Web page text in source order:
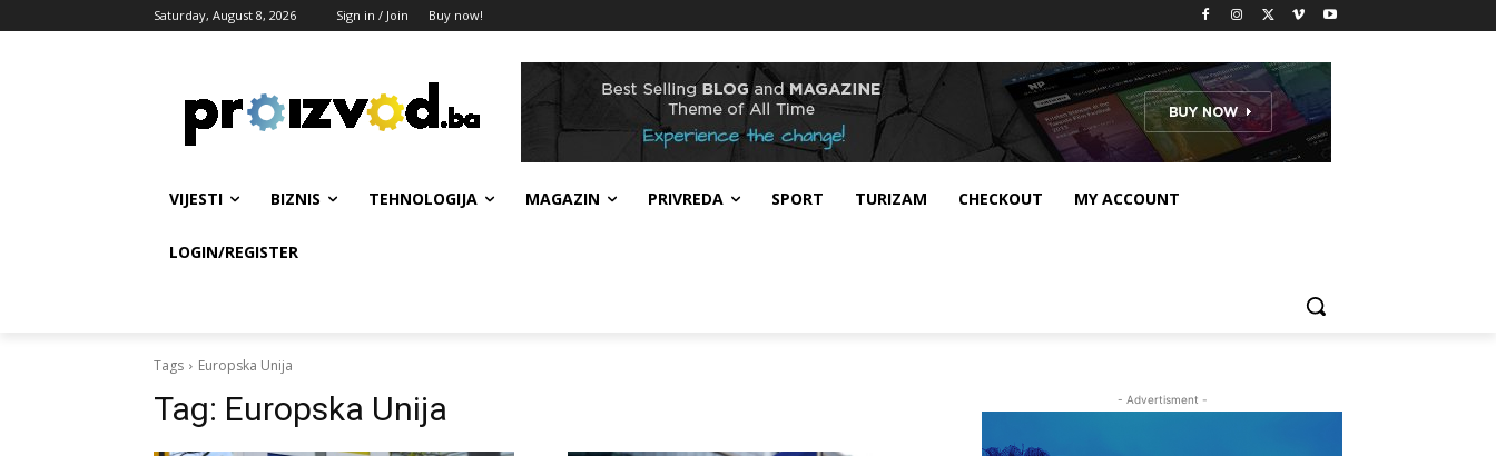
Saturday, August 8, 2026 Sign in / Join Buy now!
VIJESTI BIZNIS TEHNOLOGIJA MAGAZIN PRIVREDA SPORT TURIZAM CHECKOUT MY ACCOUNT
LOGIN/REGISTER
Tags Europska Unija
Tag: Europska Unija - Advertisment -